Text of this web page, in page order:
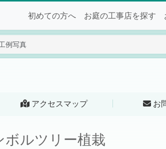
初めての方へ お庭の工事店を探す
例写真
アクセスマップ お
ボルツリー植栽